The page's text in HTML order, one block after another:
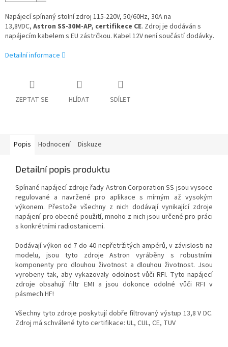
Napájecí spínaný stolní zdroj 115-220V, 50/60Hz, 30A na
13,8VDC, Astron SS-30M-AP, certifikece CE. Zdroj je dodáván s
napájecím kabelem s EU zástrčkou. Kabel 12V není součástí dodávky.
Detailní informace
ZEPTAT SE HLÍDAT SDÍLET
Popis Hodnocení Diskuze
Detailní popis produktu
Spínané napájecí zdroje řady Astron Corporation SS jsou vysoce
regulované a navržené pro aplikace s mírným až vysokým
výkonem. Přestože všechny z nich dodávají vynikající zdroje
napájení pro obecné použití, mnoho z nich jsou určené pro práci
s konkrétními radiostanicemi.
Dodávají výkon od 7 do 40 nepřetržitých ampérů, v závislosti na
modelu, jsou tyto zdroje Astron vyráběny s robustními
komponenty pro dlouhou životnost a dlouhou životnost. Jsou
vyrobeny tak, aby vykazovaly odolnost vůči RFI. Tyto napájecí
zdroje obsahují filtr EMI a jsou dokonce odolné vůči RFI v
pásmech HF!
Všechny tyto zdroje poskytují dobře filtrovaný výstup 13,8 V DC.
Zdroj má schválené tyto certifikace: UL, CUL, CE, TUV